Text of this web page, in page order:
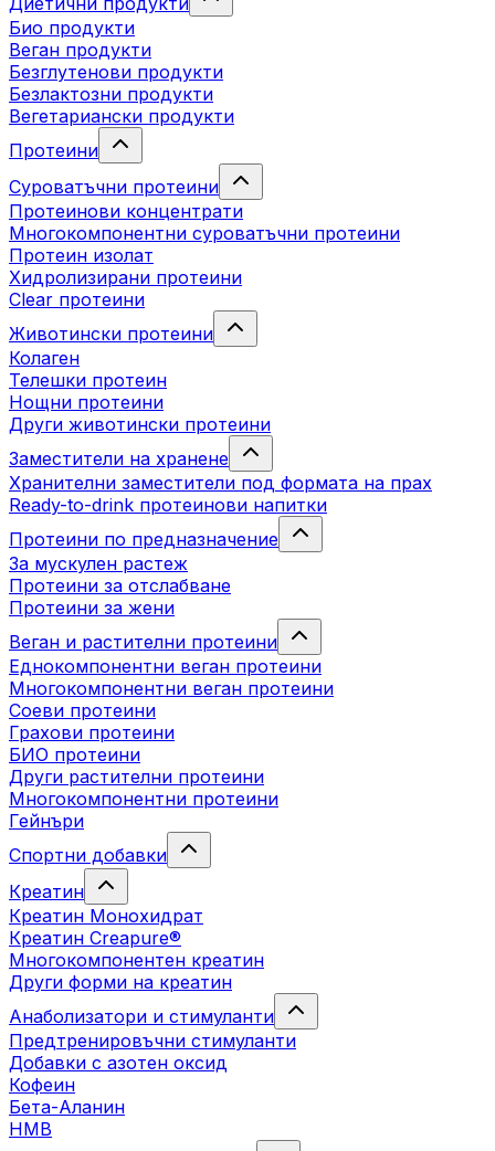
Био продукти
Веган продукти
Безглутенови продукти
Безлактозни продукти
Вегетариански продукти
Протеини
Суроватъчни протеини
Протеинови концентрати
Многокомпонентни суроватъчни протеини
Протеин изолат
Хидролизирани протеини
Clear протеини
Животински протеини
Колаген
Телешки протеин
Нощни протеини
Други животински протеини
Заместители на хранене
Хранителни заместители под формата на прах
Ready-to-drink протеинови напитки
Протеини по предназначение
За мускулен растеж
Протеини за отслабване
Протеини за жени
Веган и растителни протеини
Еднокомпонентни веган протеини
Многокомпонентни веган протеини
Соеви протеини
Грахови протеини
БИО протеини
Други растителни протеини
Многокомпонентни протеини
Гейнъри
Спортни добавки
Креатин
Креатин Монохидрат
Креатин Creapure®
Многокомпонентен креатин
Други форми на креатин
Анаболизатори и стимуланти
Предтренировъчни стимуланти
Добавки с азотен оксид
Кофеин
Бета-Аланин
HMB